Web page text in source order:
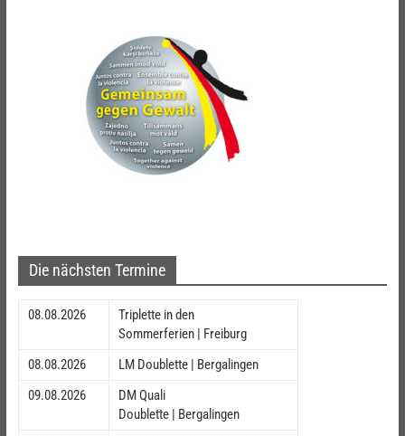
Die nächsten Termine
08.08.2026
Triplette in den
Sommerferien | Freiburg
08.08.2026
LM Doublette | Bergalingen
09.08.2026
DM Quali
Doublette | Bergalingen